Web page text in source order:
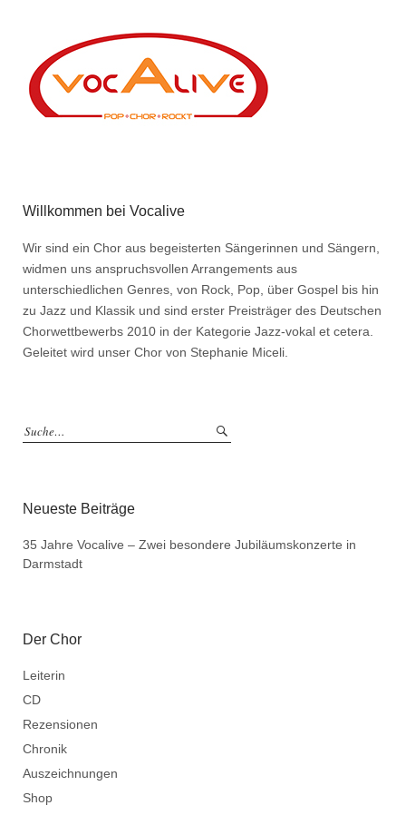
Willkommen bei Vocalive
Wir sind ein Chor aus begeisterten Sängerinnen und Sängern,
widmen uns anspruchsvollen Arrangements aus
unterschiedlichen Genres, von Rock, Pop, über Gospel bis hin
zu Jazz und Klassik und sind erster Preisträger des Deutschen
Chorwettbewerbs 2010 in der Kategorie Jazz-vokal et cetera.
Geleitet wird unser Chor von Stephanie Miceli.
Neueste Beiträge
35 Jahre Vocalive – Zwei besondere Jubiläumskonzerte in
Darmstadt
Der Chor
Leiterin
CD
Rezensionen
Chronik
Auszeichnungen
Shop